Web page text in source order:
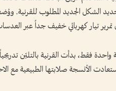
الشكل الجديد المطلوب للقرنية.
تمرير تيار كهربائي خفيف جداً عبر
واحدة فقط، بدأت القرنية بالتليّن
الأنسجة صلابتها الطبيعية مع